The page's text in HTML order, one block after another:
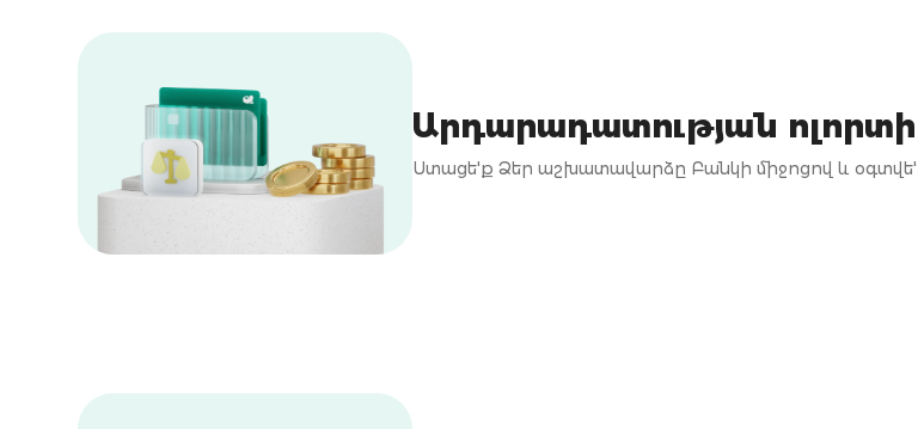
Արդարադատության
Ստացե'ք Ձեր աշխատավարձը Բանկի միջոցով և